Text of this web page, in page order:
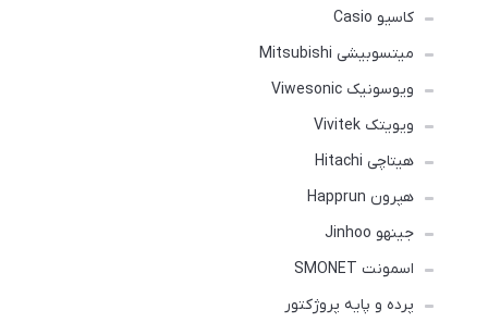
کاسیو Casio
میتسوبیشی Mitsubishi
ویوسونیک Viwesonic
ویویتک Vivitek
هیتاچی Hitachi
هپرون Happrun
جینهو Jinhoo
اسمونت SMONET
پرده و پایه پروژکتور